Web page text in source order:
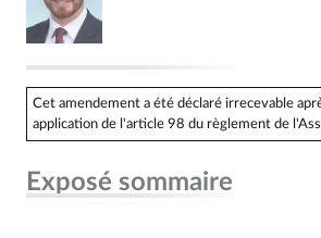
Cet amendement a été déclaré irrecevable
application de l'article 98 du règlement de
Exposé sommaire